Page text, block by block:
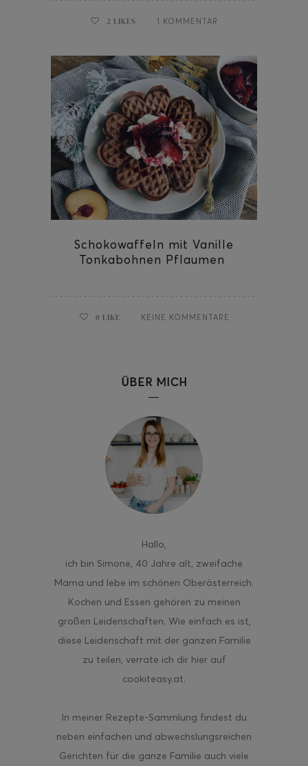
Eis am Stil
2 LIKES 1 KOMMENTAR
Schokowaffeln mit Vanille
Tonkabohnen Pflaumen
0 LIKE KEINE KOMMENTARE
ÜBER MICH
Hallo,
ich bin Simone, 40 Jahre alt, zweifache
Mama und lebe im schönen Oberösterreich.
Kochen und Essen gehören zu meinen
großen Leidenschaften. Wie einfach es ist,
diese Leidenschaft mit der ganzen Familie
zu teilen, verrate ich dir hier auf
cookiteasy.at.
In meiner Rezepte-Sammlung findest du
neben einfachen und abwechslungsreichen
Gerichten für die ganze Familie auch viele